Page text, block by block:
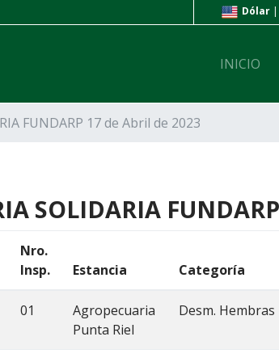
INICIO
FUNDARP 17 de Abril de 2023
SOLIDARIA
Nro.
Insp.
Estancia Categoría
01
Agropecuaria
Punta Riel
Desm. Hembras